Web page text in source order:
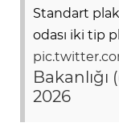
Standart
odası iki tip
Bakanlığı
2026